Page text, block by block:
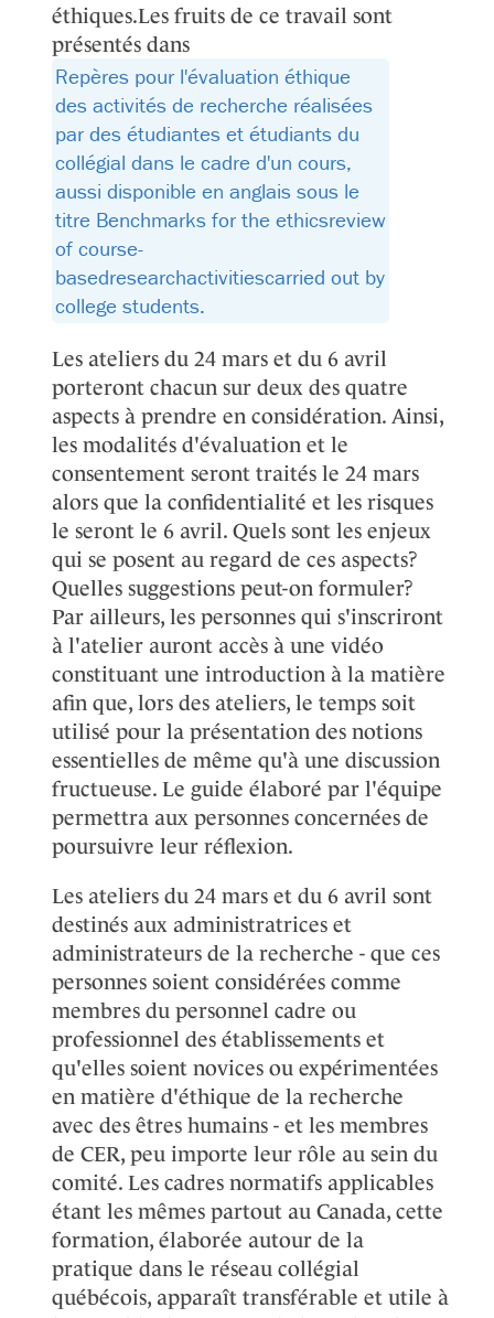
éthiques.Les fruits de ce travail sont
présentés dans
Repères pour l'évaluation éthique
des activités de recherche réalisées
par des étudiantes et étudiants du
collégial dans le cadre d'un cours,
aussi disponible en anglais sous le
titre Benchmarks for the ethicsreview
of course-
basedresearchactivitiescarried out by
college students.
Les ateliers du 24 mars et du 6 avril
porteront chacun sur deux des quatre
aspects à prendre en considération. Ainsi,
les modalités d'évaluation et le
consentement seront traités le 24 mars
alors que la confidentialité et les risques
le seront le 6 avril. Quels sont les enjeux
qui se posent au regard de ces aspects?
Quelles suggestions peut-on formuler?
Par ailleurs, les personnes qui s'inscriront
à l'atelier auront accès à une vidéo
constituant une introduction à la matière
afin que, lors des ateliers, le temps soit
utilisé pour la présentation des notions
essentielles de même qu'à une discussion
fructueuse. Le guide élaboré par l'équipe
permettra aux personnes concernées de
poursuivre leur réflexion.
Les ateliers du 24 mars et du 6 avril sont
destinés aux administratrices et
administrateurs de la recherche - que ces
personnes soient considérées comme
membres du personnel cadre ou
professionnel des établissements et
qu'elles soient novices ou expérimentées
en matière d'éthique de la recherche
avec des êtres humains - et les membres
de CER, peu importe leur rôle au sein du
comité. Les cadres normatifs applicables
étant les mêmes partout au Canada, cette
formation, élaborée autour de la
pratique dans le réseau collégial
québécois, apparaît transférable et utile à